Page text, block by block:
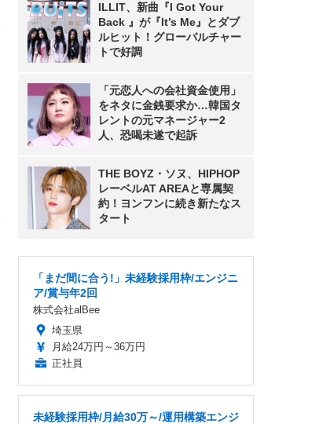
ILLIT、新曲『I Got Your
Back 』が『It’s Me』とダブ
ルヒット！グローバルチャー
トで好調
「元恋人への会社資金使用」
をネタに金銭要求か…韓国タ
レントの元マネージャー2
人、恐喝未遂で起訴
THE BOYZ・ソヌ、HIPHOP
レーベルAT AREAと専属契
約！ヨンフンに続き新たなス
タート
「まだ間に合う!」未経験採用枠/エンジニ
ア/賞与年2回
株式会社alBee
埼玉県
月給24万円～36万円
正社員
未経験採用枠/月給30万～/運用構築エンジ